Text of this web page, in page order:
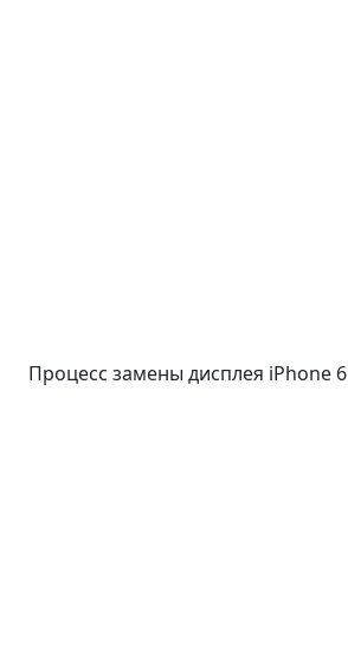
Процесс замены дисплея iPhone 6